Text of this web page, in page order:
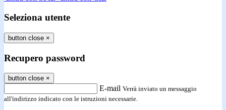
Seleziona utente
button close ×
Recupero password
button close ×
E-mail Verrà inviato un messaggio
all'indirizzo indicato con le istruzioni necessarie.